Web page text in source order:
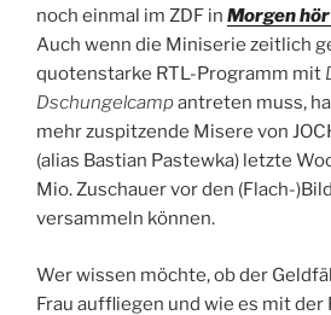
noch einmal im ZDF in Morgen
Auch wenn die Miniserie zeitlich
quotenstarke RTL-Programm mit
Dschungelcampantreten muss,
mehr zuspitzende Misere von
(alias Bastian Pastewka) letzte
Mio. Zuschauer vor den (Flach-
versammeln können.
Wer wissen möchte, ob der
Frau auffliegen und wie es mit der